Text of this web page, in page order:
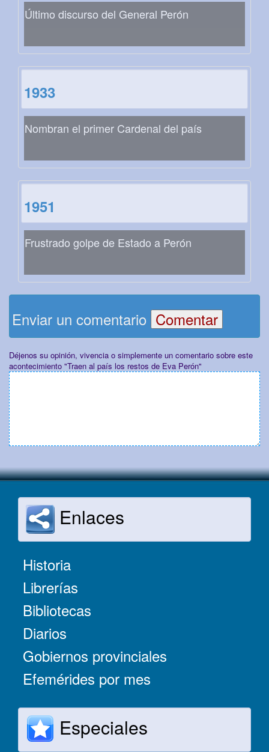
Último discurso del General Perón
1933
Nombran el primer Cardenal del país
1951
Frustrado golpe de Estado a Perón
Enviar un comentario
Déjenos su opinión, vivencia o simplemente un comentario sobre este
acontecimiento "Traen al país los restos de Eva Perón"
Enlaces
Historia
Librerías
Bibliotecas
Diarios
Gobiernos provinciales
Efemérides por mes
Especiales